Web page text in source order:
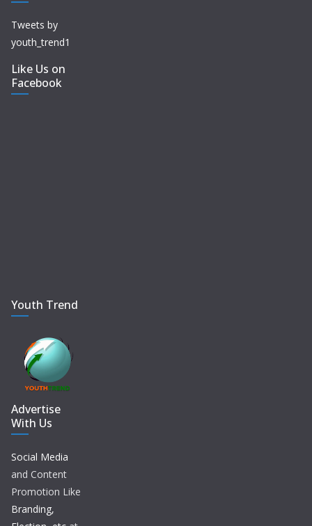
Tweets by
youth_trend1
Like Us on
Facebook
Youth Trend
Advertise
With Us
Social Media
and Content
Promotion Like
Branding,